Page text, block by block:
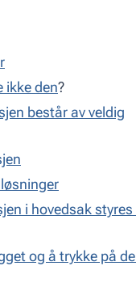
ikke den?
består av veldig
i hovedsak styres
og å trykke på